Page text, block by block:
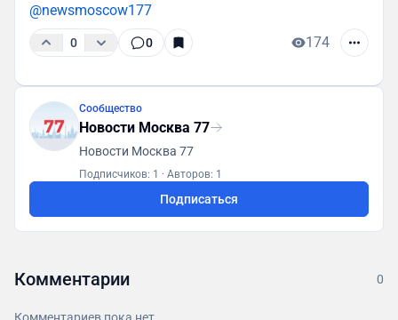
@newsmoscow177
0 0 174
Сообщество
Новости Москва 77
Новости Москва 77
Подписчиков: 1 · Авторов: 1
Подписаться
Комментарии 0